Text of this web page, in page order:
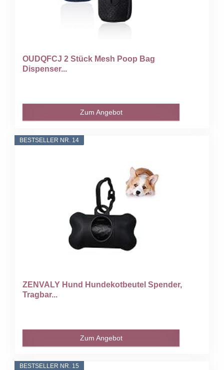
OUDQFCJ 2 Stück Mesh Poop Bag
Dispenser...
Zum Angebot
BESTSELLER NR. 14
ZENVALY Hund Hundekotbeutel Spender,
Tragbar...
Zum Angebot
BESTSELLER NR. 15